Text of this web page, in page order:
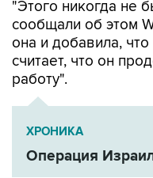
"Этого никогда не
сообщали об этом
она и добавила,
считает, что он
работу".
ХРОНИКА
Операция